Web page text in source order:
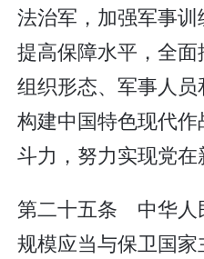
法治军，加强军事训
提高保障水平，全
组织形态、军事人员
构建中国特色现代
斗力，努力实现党在
第二十五条 中华人
规模应当与保卫国